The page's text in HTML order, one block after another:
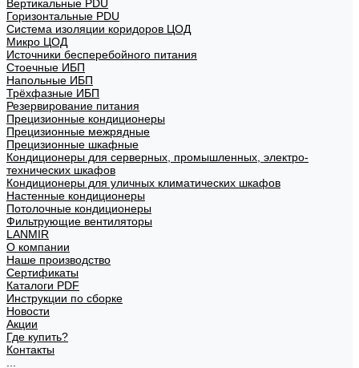
Вертикальные PDU
Горизонтальные PDU
Система изоляции коридоров ЦОД
Микро ЦОД
Источники бесперебойного питания
Стоечные ИБП
Напольные ИБП
Трёхфазные ИБП
Резервирование питания
Прецизионные кондиционеры
Прецизионные межрядные
Прецизионные шкафные
Кондиционеры для серверных, промышленных, электро-
технических шкафов
Кондиционеры для уличных климатических шкафов
Настенные кондиционеры
Потолочные кондиционеры
Фильтрующие вентиляторы
LANMIR
О компании
Наше производство
Сертификаты
Каталоги PDF
Инструкции по сборке
Новости
Акции
Где купить?
Контакты